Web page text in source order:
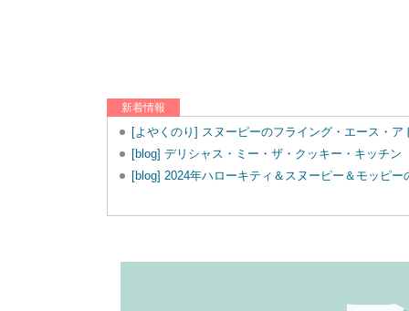
新着情報
[よやくのり] スヌーピーのフライング・エース・
[blog] デリシャス・ミー・ザ・クッキー・キッチン
[blog] 2024年ハローキティ＆スヌーピー＆モッピ